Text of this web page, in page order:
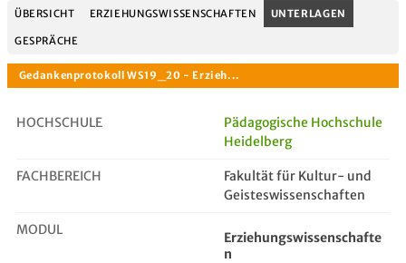
ÜBERSICHT ERZIEHUNGSWISSENSCHAFTEN UNTERLAGEN
GESPRÄCHE
Gedankenprotokoll WS19_20 - Erzieh...
HOCHSCHULE
Pädagogische Hochschule
Heidelberg
FACHBEREICH
Fakultät für Kultur- und
Geisteswissenschaften
MODUL
Erziehungswissenschafte
n